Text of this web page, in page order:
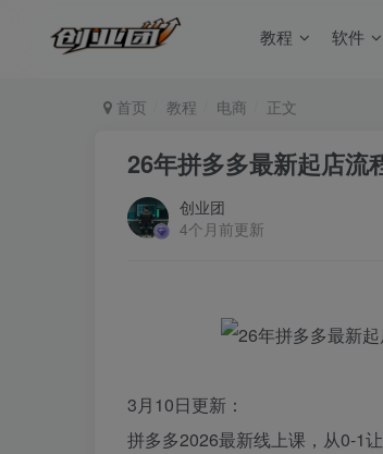
教程 软件
首页 教程 电商 正文
26年拼多多最新起店流
创业团
4个月前更新
3月10日更新：
拼多多2026最新线上课，从0-1